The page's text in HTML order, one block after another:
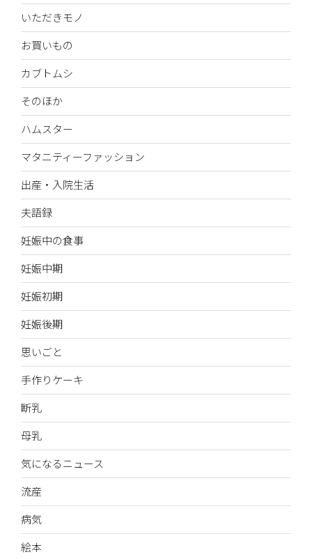
いただきモノ
お買いもの
カブトムシ
そのほか
ハムスター
マタニティーファッション
出産・入院生活
夫語録
妊娠中の食事
妊娠中期
妊娠初期
妊娠後期
思いごと
手作りケーキ
断乳
母乳
気になるニュース
流産
病気
絵本